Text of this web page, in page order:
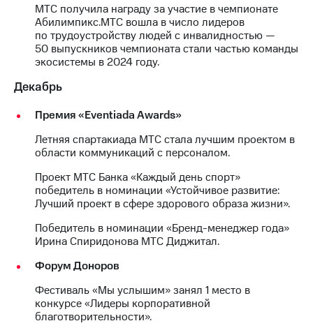
МТС получила награду за участие в чемпионате
Абилимпикс.МТС вошла в число лидеров
по трудоустройству людей с инвалидностью —
50 выпускников чемпионата стали частью команды
экосистемы в 2024 году.
Декабрь
Премия «Eventiada Awards»
Летняя спартакиада МТС стала лучшим проектом в
области коммуникаций с персоналом.
Проект МТС Банка «Каждый день спорт»
победитель в номинации «Устойчивое развитие:
Лучший проект в сфере здорового образа жизни».
Победитель в номинации «Бренд-менеджер года»
Ирина Спиридонова МТС Диджитал.
Форум Доноров
Фестиваль «Мы услышим» занял 1 место в
конкурсе «Лидеры корпоративной
благотворительности».